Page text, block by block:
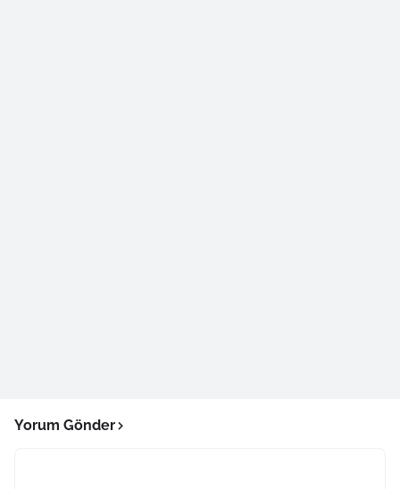
Yorum Gönder